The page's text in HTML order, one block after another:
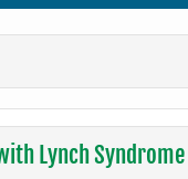
Lynch Syndrome